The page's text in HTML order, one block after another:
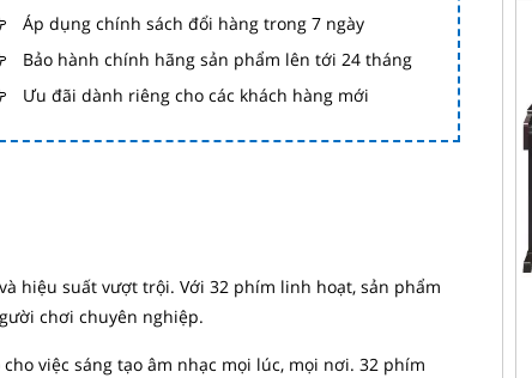
Áp dụng chính sách đổi hàng trong 7 ngày
Bảo hành chính hãng sản phẩm lên tới 24 tháng
Ưu đãi dành riêng cho các khách hàng mới
hiệu suất vượt trội. Với 32 phím linh hoạt, sản phẩm
chơi chuyên nghiệp.
việc sáng tạo âm nhạc mọi lúc, mọi nơi. 32 phím